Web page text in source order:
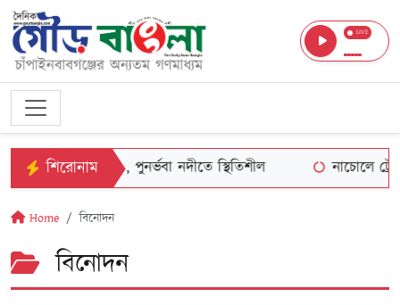
LIVE
শিরোনাম
বেড়েছে , পুনর্ভবা নদীতে স্থিতিশীল নাচোলে ট্রেনের
Home বিনোদন
বিনোদন